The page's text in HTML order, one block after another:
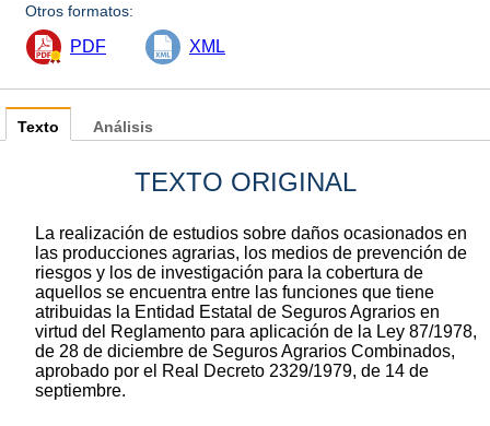
Otros formatos:
PDF XML
Texto
TEXTO ORIGINAL
La realización de estudios sobre daños ocasionados en
las producciones agrarias, los medios de prevención de
riesgos y los de investigación para la cobertura de
aquellos se encuentra entre las funciones que tiene
atribuidas la Entidad Estatal de Seguros Agrarios en
virtud del Reglamento para aplicación de la Ley 87/1978,
de 28 de diciembre de Seguros Agrarios Combinados,
aprobado por el Real Decreto 2329/1979, de 14 de
septiembre.
Análisis